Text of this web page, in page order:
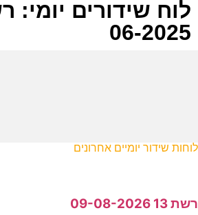
06-2025
לוחות שידור יומיים אחרונים
רשת 13 09-08-2026